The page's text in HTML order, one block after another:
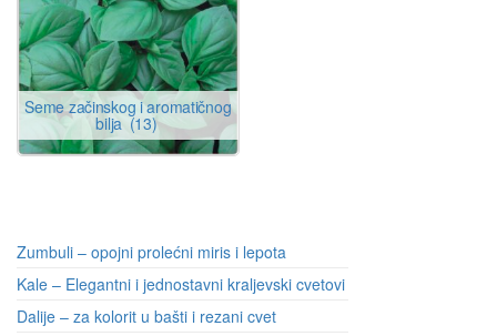
Seme začinskog i aromatičnog
bilja (13)
Zumbuli – opojni prolećni miris i lepota
Kale – Elegantni i jednostavni kraljevski cvetovi
Dalije – za kolorit u bašti i rezani cvet